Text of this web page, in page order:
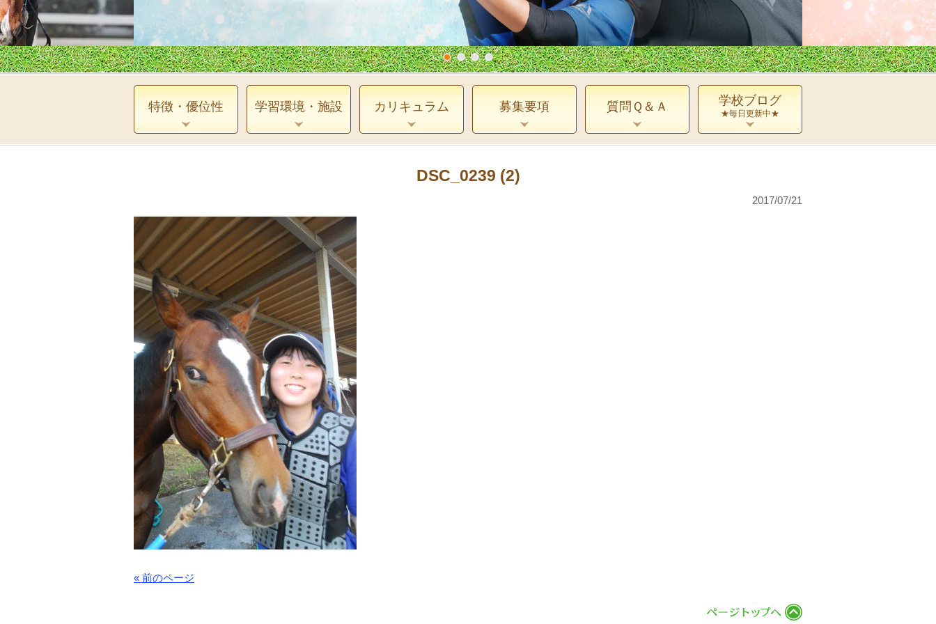
特徴・優位性 学習環境・施設 カリキュラム 募集要項 質問Ｑ＆Ａ 学校ブログ
★毎日更新中★
DSC_0239 (2)
2017/07/21
« 前のページ